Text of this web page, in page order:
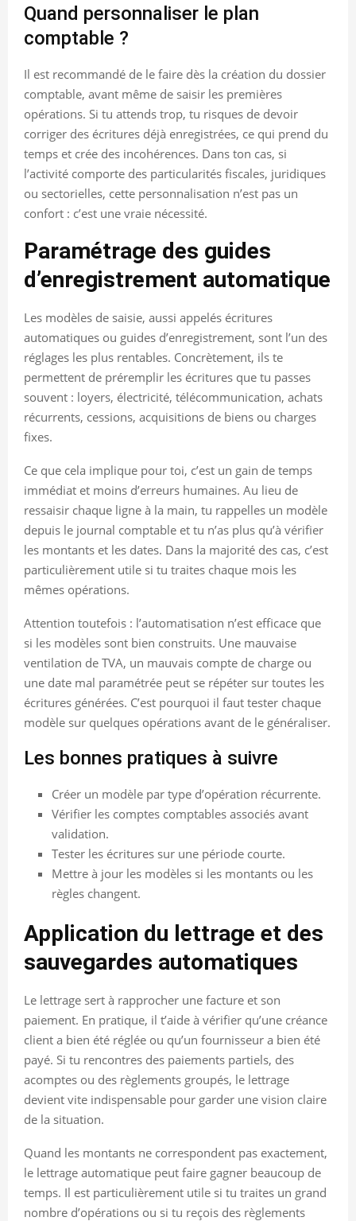
Quand personnaliser le plan
comptable ?
Il est recommandé de le faire dès la création du dossier
comptable, avant même de saisir les premières
opérations. Si tu attends trop, tu risques de devoir
corriger des écritures déjà enregistrées, ce qui prend du
temps et crée des incohérences. Dans ton cas, si
l’activité comporte des particularités fiscales, juridiques
ou sectorielles, cette personnalisation n’est pas un
confort : c’est une vraie nécessité.
Paramétrage des guides
d’enregistrement automatique
Les modèles de saisie, aussi appelés écritures
automatiques ou guides d’enregistrement, sont l’un des
réglages les plus rentables. Concrètement, ils te
permettent de préremplir les écritures que tu passes
souvent : loyers, électricité, télécommunication, achats
récurrents, cessions, acquisitions de biens ou charges
fixes.
Ce que cela implique pour toi, c’est un gain de temps
immédiat et moins d’erreurs humaines. Au lieu de
ressaisir chaque ligne à la main, tu rappelles un modèle
depuis le journal comptable et tu n’as plus qu’à vérifier
les montants et les dates. Dans la majorité des cas, c’est
particulièrement utile si tu traites chaque mois les
mêmes opérations.
Attention toutefois : l’automatisation n’est efficace que
si les modèles sont bien construits. Une mauvaise
ventilation de TVA, un mauvais compte de charge ou
une date mal paramétrée peut se répéter sur toutes les
écritures générées. C’est pourquoi il faut tester chaque
modèle sur quelques opérations avant de le généraliser.
Les bonnes pratiques à suivre
Créer un modèle par type d’opération récurrente.
Vérifier les comptes comptables associés avant
validation.
Tester les écritures sur une période courte.
Mettre à jour les modèles si les montants ou les
règles changent.
Application du lettrage et des
sauvegardes automatiques
Le lettrage sert à rapprocher une facture et son
paiement. En pratique, il t’aide à vérifier qu’une créance
client a bien été réglée ou qu’un fournisseur a bien été
payé. Si tu rencontres des paiements partiels, des
acomptes ou des règlements groupés, le lettrage
devient vite indispensable pour garder une vision claire
de la situation.
Quand les montants ne correspondent pas exactement,
le lettrage automatique peut faire gagner beaucoup de
temps. Il est particulièrement utile si tu traites un grand
nombre d’opérations ou si tu reçois des règlements